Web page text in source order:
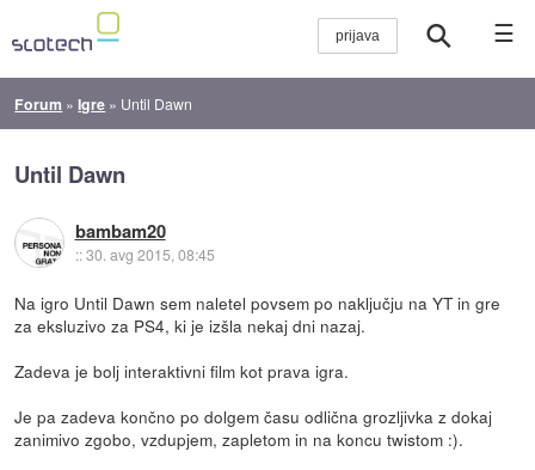
☰
Forum »Igre » Until Dawn
Until Dawn
bambam20
::30. avg 2015, 08:45
Na igro Until Dawn sem naletel povsem po naključju na YT in gre
za eksluzivo za PS4, ki je izšla nekaj dni nazaj.
Zadeva je bolj interaktivni film kot prava igra.
Je pa zadeva končno po dolgem času odlična grozljivka z dokaj
zanimivo zgobo, vzdupjem, zapletom in na koncu twistom :).